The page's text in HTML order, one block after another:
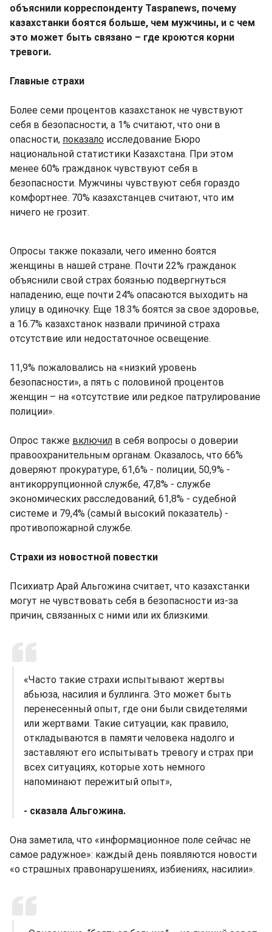
объяснили корреспонденту Taspanews, почему
казахстанки боятся больше, чем мужчины, и с чем
это может быть связано – где кроются корни
тревоги.
Главные страхи
Более семи процентов казахстанок не чувствуют
себя в безопасности, а 1% считают, что они в
опасности, показало исследование Бюро
национальной статистики Казахстана. При этом
менее 60% гражданок чувствуют себя в
безопасности. Мужчины чувствуют себя гораздо
комфортнее. 70% казахстанцев считают, что им
ничего не грозит.
Опросы также показали, чего именно боятся
женщины в нашей стране. Почти 22% гражданок
объяснили свой страх боязнью подвергнуться
нападению, еще почти 24% опасаются выходить на
улицу в одиночку. Еще 18.3% боятся за свое здоровье,
а 16.7% казахстанок назвали причиной страха
отсутствие или недостаточное освещение.
11,9% пожаловались на «низкий уровень
безопасности», а пять с половиной процентов
женщин – на «отсутствие или редкое патрулирование
полиции».
Опрос также включил в себя вопросы о доверии
правоохранительным органам. Оказалось, что 66%
доверяют прокуратуре, 61,6% - полиции, 50,9% -
антикоррупционной службе, 47,8% - службе
экономических расследований, 61,8% - судебной
системе и 79,4% (самый высокий показатель) -
противопожарной службе.
Страхи из новостной повестки
Психиатр Арай Альгожина считает, что казахстанки
могут не чувствовать себя в безопасности из-за
причин, связанных с ними или их близкими.
«Часто такие страхи испытывают жертвы
абьюза, насилия и буллинга. Это может быть
перенесенный опыт, где они были свидетелями
или жертвами. Такие ситуации, как правило,
откладываются в памяти человека надолго и
заставляют его испытывать тревогу и страх при
всех ситуациях, которые хоть немного
напоминают пережитый опыт»,
- сказала Альгожина.
Она заметила, что «информационное поле сейчас не
самое радужное»: каждый день появляются новости
«о страшных правонарушениях, избиениях, насилии».